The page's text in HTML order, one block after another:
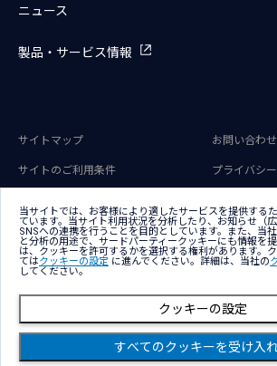
ニュース
製品・サービス情報
サイトマップ
お問い合わせ
サイトのご利用条件
プライバシ
クッキー（Cookie）プリファレン
ス
Copyright © NTT DATA Group Corporation
当サイトでは、お客様により適したサービスを提供する
ています。当サイト利用状況を分析したり、お知らせ（
SNSへの連携を行うことを目的としています。また、当
と分析の用途で、サードパーティークッキーにも情報を
は、クッキーを許可するかを選択する権利があります。
てはクッキーの設定 に進んでください。詳細は、当社の
してください。
すべてのクッキーを受け入
クッキーの設定